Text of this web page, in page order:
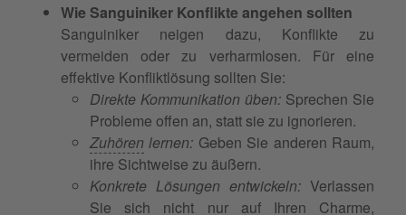
Wie Sanguiniker Konflikte angehen sollten
Sanguiniker neigen dazu, Konflikte zu
vermeiden oder zu verharmlosen. Für eine
effektive Konfliktlösung sollten Sie:
Direkte Kommunikation üben: Sprechen Sie
Probleme offen an, statt sie zu ignorieren.
Zuhören lernen: Geben Sie anderen Raum,
ihre Sichtweise zu äußern.
Konkrete Lösungen entwickeln: Verlassen
Sie sich nicht nur auf Ihren Charme,